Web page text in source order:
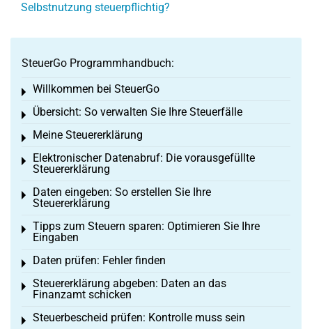
Selbstnutzung steuerpflichtig?
SteuerGo Programmhandbuch:
Willkommen bei SteuerGo
Toggle menu
Übersicht: So verwalten Sie Ihre Steuerfälle
Toggle menu
Meine Steuererklärung
Toggle menu
Elektronischer Datenabruf: Die vorausgefüllte
Steuererklärung
Toggle menu
Daten eingeben: So erstellen Sie Ihre
Steuererklärung
Toggle menu
Tipps zum Steuern sparen: Optimieren Sie Ihre
Eingaben
Toggle menu
Daten prüfen: Fehler finden
Toggle menu
Steuererklärung abgeben: Daten an das
Finanzamt schicken
Toggle menu
Steuerbescheid prüfen: Kontrolle muss sein
Toggle menu